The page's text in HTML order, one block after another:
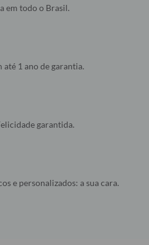
em todo o Brasil.
até 1 ano de garantia.
garantida.
e personalizados: a sua cara.